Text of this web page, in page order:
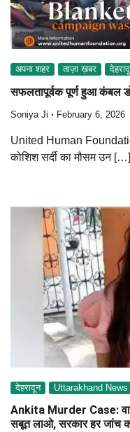
अपना शहर ताज़ा ख़बर
सफलतापूर्वक पूर्ण हुआ कंबल
Soniya Ji February 6, 2026
United Human
कोशिश सर्दी का मौसम उन […]
देहरादून Uttarakhand News
Ankita Murder Case:
सबूत लाओ, सरकार हर जांच